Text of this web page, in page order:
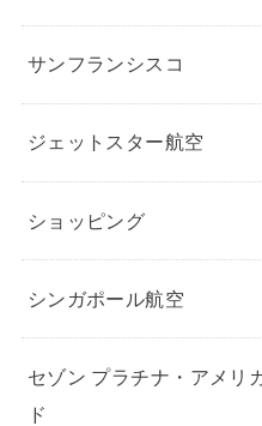
サンフランシスコ
ジェットスター航空
ショッピング
シンガポール航空
セゾン プラチナ・アメリ
ド